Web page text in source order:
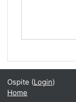
Ospite (Login)
Home